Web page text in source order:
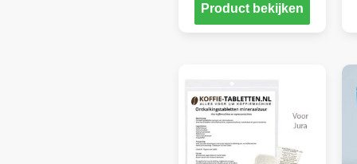
Product bekijken